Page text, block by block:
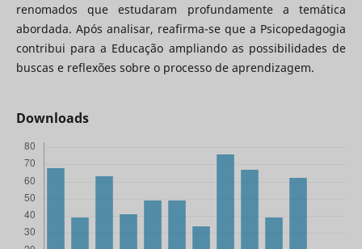
renomados que estudaram profundamente a temática
abordada. Após analisar, reafirma-se que a Psicopedagogia
contribui para a Educação ampliando as possibilidades de
buscas e reflexões sobre o processo de aprendizagem.
Downloads